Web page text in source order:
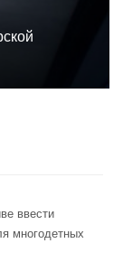
ввести
многодетных